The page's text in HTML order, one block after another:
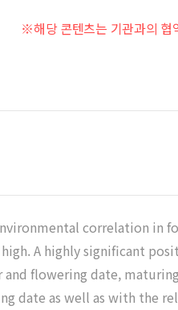
※해당 콘텐츠는 기관과의 협
correlation in
A highly significant
flowering date,
date as well as with the